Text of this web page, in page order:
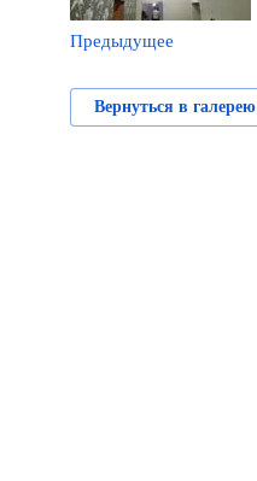
Предыдущее
Вернуться в галерею